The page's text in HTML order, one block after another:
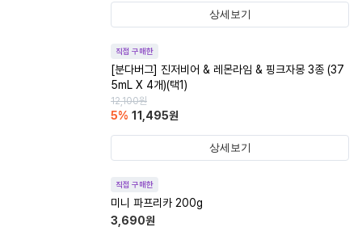
상세보기
직접 구매한
[분다버그] 진저비어 & 레몬라임 & 핑크자몽 3종 (37
5mL X 4개)(택1)
12,100원
5% 11,495원
상세보기
직접 구매한
미니 파프리카 200g
3,690원